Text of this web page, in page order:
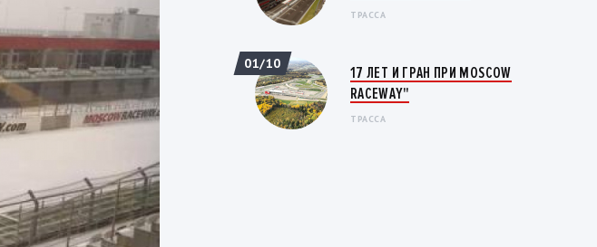
ТРАССА
17 ЛЕТ И ГРАН ПРИ MOSCOW
RACEWAY"
ТРАССА
01/10